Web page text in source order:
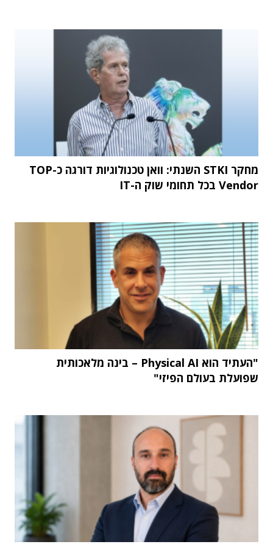
מחקר STKI השנתי: וואן טכנולוגיות דורגה כ-TOP
Vendor בכל תחומי שוק ה-IT
"העתיד הוא Physical AI – בינה מלאכותית
שפועלת בעולם הפיזי"